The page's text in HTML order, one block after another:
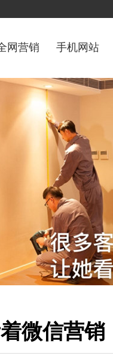
网营销 手机网站
微信营销